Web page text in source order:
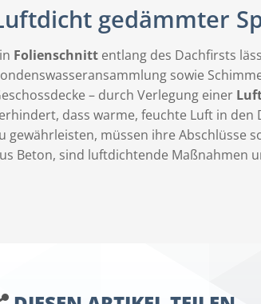
gedämmter
Folienschnitt entlang des Dachfirsts
sowie
– durch Verlegung einer
dass warme, feuchte Luft in
gewährleisten, müssen ihre Abschlüsse
Beton, sind luftdichtende Maßnahmen